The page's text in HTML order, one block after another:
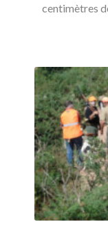
centimètres